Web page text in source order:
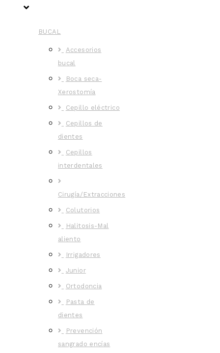
BUCAL
Accesorios
bucal
Boca seca-
Xerostomía
Cepillo eléctrico
Cepillos de
dientes
Cepillos
interdentales
Cirugía/Extracciones
Colutorios
Halitosis-Mal
aliento
Irrigadores
Junior
Ortodoncia
Pasta de
dientes
Prevención
sangrado encías